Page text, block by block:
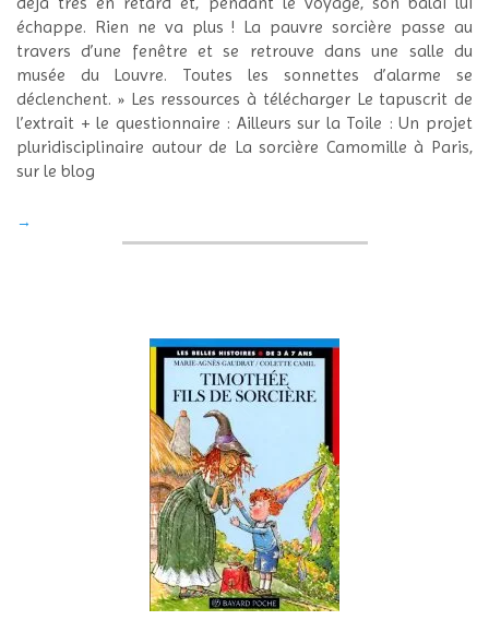
échappe. Rien ne va plus ! La pauvre sorcière passe au
travers d’une fenêtre et se retrouve dans une salle du
musée du Louvre. Toutes les sonnettes d’alarme se
déclenchent. » Les ressources à télécharger Le tapuscrit de
l’extrait + le questionnaire : Ailleurs sur la Toile : Un projet
pluridisciplinaire autour de La sorcière Camomille à Paris,
sur le blog
→